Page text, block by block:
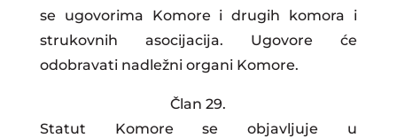
se ugovorima Komore i drugih komora i
strukovnih asocijacija. Ugovore će
odobravati nadležni organi Komore.
Član 29.
Statut Komore se objavljuje u